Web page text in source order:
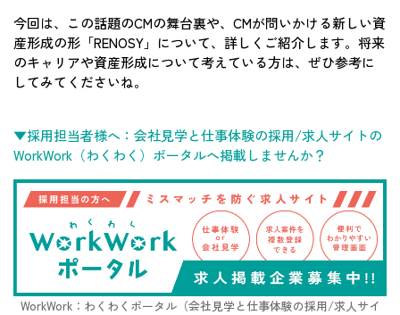
今回は、この話題のCMの舞台裏や、CMが問いかける新しい資
産形成の形「RENOSY」について、詳しくご紹介します。将来
のキャリアや資産形成について考えている方は、ぜひ参考に
してみてくださいね。
▼採用担当者様へ：会社見学と仕事体験の採用/求人サイトの
WorkWork（わくわく）ポータルへ掲載しませんか？
WorkWork：わくわくポータル（会社見学と仕事体験の採用/求人サイ